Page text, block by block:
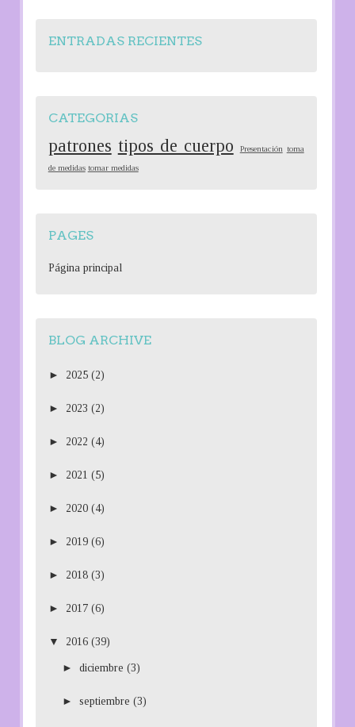
ENTRADAS RECIENTES
CATEGORIAS
patrones tipos de cuerpo Presentación toma
de medidas tomar medidas
PAGES
Página principal
BLOG ARCHIVE
► 2025 (2)
► 2023 (2)
► 2022 (4)
► 2021 (5)
► 2020 (4)
► 2019 (6)
► 2018 (3)
► 2017 (6)
▼ 2016 (39)
► diciembre (3)
► septiembre (3)